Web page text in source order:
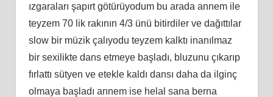
ızgaraları şapırt götürüyodum bu arada annem ile
teyzem 70 lik rakının 4/3 ünü bitirdiler ve dağıttılar
slow bir müzik çalıyodu teyzem kalktı inanılmaz
bir sexilikte dans etmeye başladı, bluzunu çıkarıp
fırlattı sütyen ve etekle kaldı dansı daha da ilginç
olmaya başladı annem ise helal sana berna